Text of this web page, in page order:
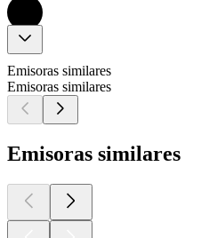
Emisoras similares
Emisoras similares
Emisoras similares